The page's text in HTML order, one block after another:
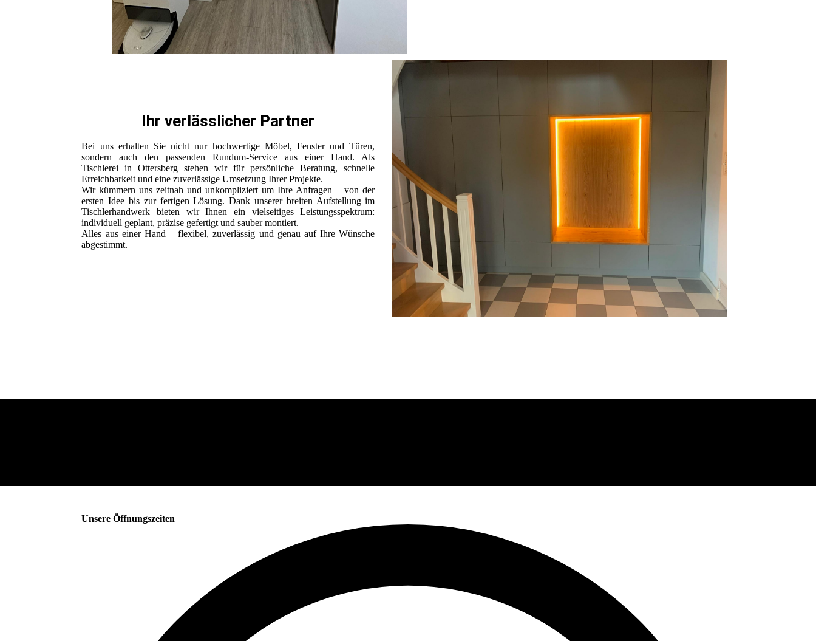
Ihr verlässlicher Partner
Bei uns erhalten Sie nicht nur hochwertige Möbel, Fenster und Türen,
sondern auch den passenden Rundum-Service aus einer Hand. Als
Tischlerei in Ottersberg stehen wir für persönliche Beratung, schnelle
Erreichbarkeit und eine zuverlässige Umsetzung Ihrer Projekte.
Wir kümmern uns zeitnah und unkompliziert um Ihre Anfragen – von der
ersten Idee bis zur fertigen Lösung. Dank unserer breiten Aufstellung im
Tischlerhandwerk bieten wir Ihnen ein vielseitiges Leistungsspektrum:
individuell geplant, präzise gefertigt und sauber montiert.
Alles aus einer Hand – flexibel, zuverlässig und genau auf Ihre Wünsche
abgestimmt.
Unsere Öffnungszeiten